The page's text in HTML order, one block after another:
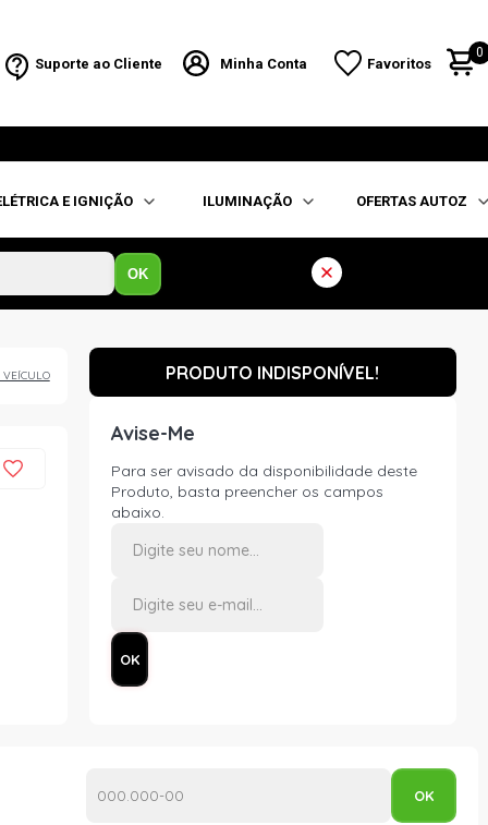
Suporte ao Cliente Minha Conta Favoritos
0
E IGNIÇÃO ILUMINAÇÃO OFERTAS AUTOZ
OK
VEÍCULO PRODUTO INDISPONÍVEL!
Avise-Me
Para ser avisado da disponibilidade deste
Produto, basta preencher os campos
abaixo.